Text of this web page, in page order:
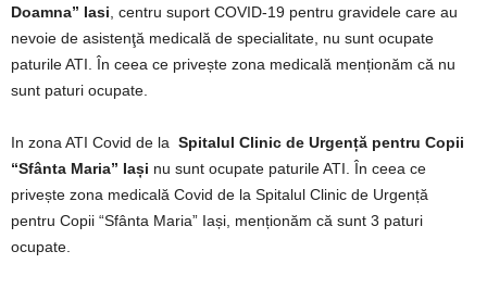
Doamna” Iasi , centru suport COVID-19 pentru gravidele care au
nevoie de asistenţă medicală de specialitate, nu sunt ocupate
paturile ATI. În ceea ce privește zona medicală menționăm că nu
sunt paturi ocupate.
In zona ATI Covid de la Spitalul Clinic de Urgență pentru Copii
“Sfânta Maria” Iași nu sunt ocupate paturile ATI. În ceea ce
privește zona medicală Covid de la Spitalul Clinic de Urgență
pentru Copii “Sfânta Maria” Iași, menționăm că sunt 3 paturi
ocupate.